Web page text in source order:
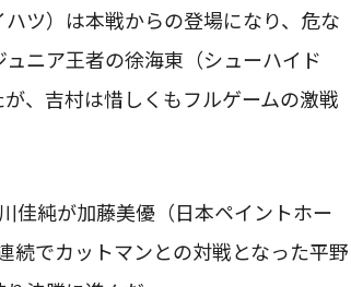
ツ）は本戦からの登場になり、危な
ニア王者の徐海東（シューハイド
、吉村は惜しくもフルゲームの激戦
佳純が加藤美優（日本ペイントホー
続でカットマンとの対戦となった平野